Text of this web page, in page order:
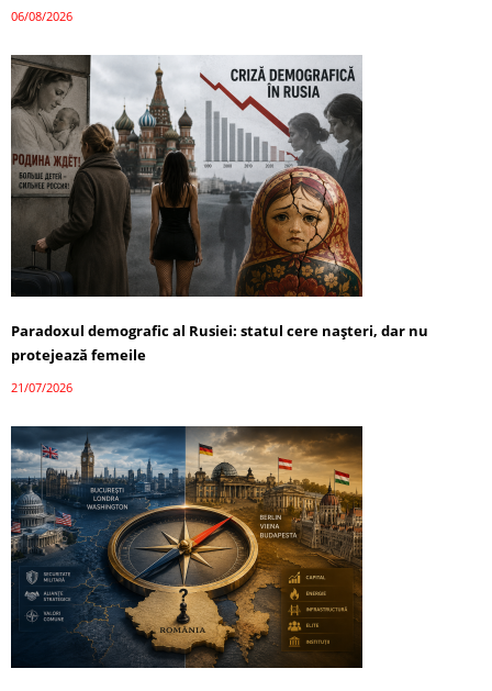
06/08/2026
Paradoxul demografic al Rusiei: statul cere nașteri, dar nu
protejează femeile
21/07/2026